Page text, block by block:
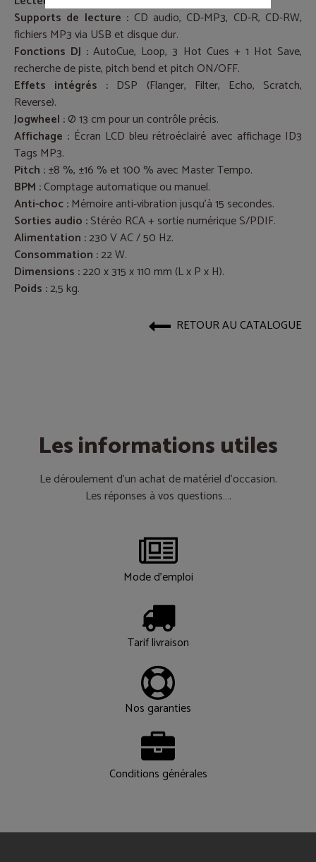
Supports de lecture : CD audio, CD-MP3, CD-R, CD-RW,
fichiers MP3 via USB et disque dur.
Fonctions DJ : AutoCue, Loop, 3 Hot Cues + 1 Hot Save,
recherche de piste, pitch bend et pitch ON/OFF.
Effets intégrés : DSP (Flanger, Filter, Echo, Scratch,
Reverse).
Jogwheel :Ø 13 cm pour un contrôle précis.
Affichage : Écran LCD bleu rétroéclairé avec affichage ID3
Tags MP3.
Pitch :±8 %, ±16 % et 100 % avec Master Tempo.
BPM :Comptage automatique ou manuel.
Anti-choc :Mémoire anti-vibration jusqu’à 15 secondes.
Sorties audio :Stéréo RCA + sortie numérique S/PDIF.
Alimentation :230 V AC / 50 Hz.
Consommation :22 W.
Dimensions :220 x 315 x 110 mm (L x P x H).
Poids :2,5 kg.
RETOUR AU CATALOGUE
Les informations utiles
Le déroulement d’un achat de matériel d’occasion.
Les réponses à vos questions….
Mode d'emploi
Tarif livraison
Nos garanties
Conditions générales